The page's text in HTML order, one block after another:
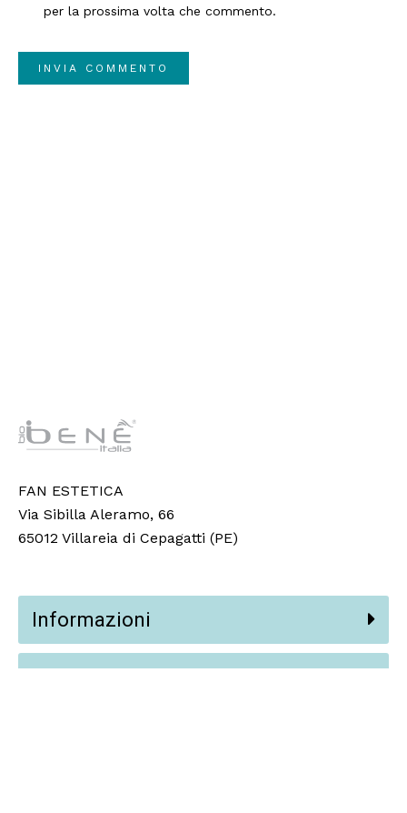
per la prossima volta che commento.
FAN ESTETICA
Via Sibilla Aleramo, 66
65012 Villareia di Cepagatti (PE)
Informazioni
Partners